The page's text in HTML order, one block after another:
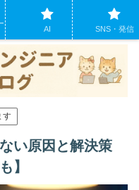
に。現場でよくあるパソコンの
す
い原因と解決策
】
AI SNS・発信